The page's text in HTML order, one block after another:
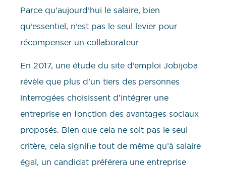
Parce qu’aujourd’hui le salaire, bien
qu’essentiel, n’est pas le seul levier pour
récompenser un collaborateur.
En 2017, une étude du site d’emploi Jobijoba
révèle que plus d’un tiers des personnes
interrogées choisissent d’intégrer une
entreprise en fonction des avantages sociaux
proposés. Bien que cela ne soit pas le seul
critère, cela signifie tout de même qu’à salaire
égal, un candidat préférera une entreprise